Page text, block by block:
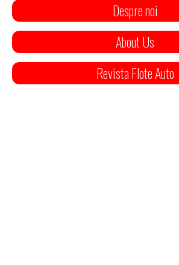
Despre noi
About Us
Revista Flote Auto